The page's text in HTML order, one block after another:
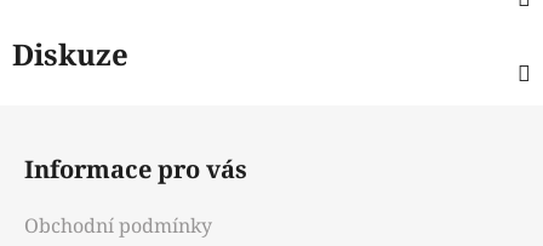
Diskuze
Informace pro vás
Obchodní podmínky